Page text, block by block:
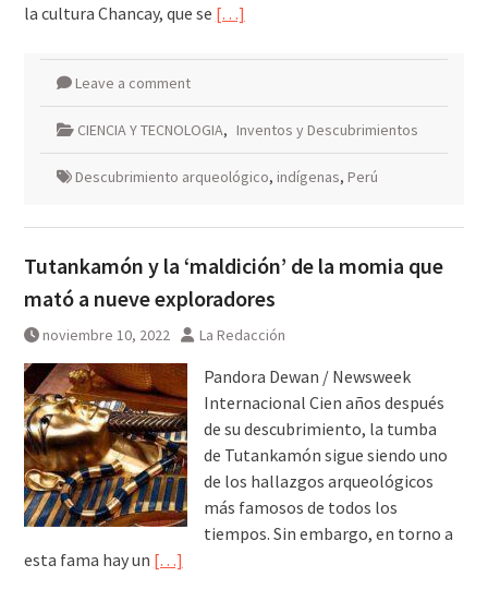
la cultura Chancay, que se […]
Leave a comment
CIENCIA Y TECNOLOGIA, Inventos y Descubrimientos
Descubrimiento arqueológico, indígenas, Perú
Tutankamón y la ‘maldición’ de la momia que
mató a nueve exploradores
noviembre 10, 2022 La Redacción
Pandora Dewan / Newsweek
Internacional Cien años después
de su descubrimiento, la tumba
de Tutankamón sigue siendo uno
de los hallazgos arqueológicos
más famosos de todos los
tiempos. Sin embargo, en torno a
esta fama hay un […]